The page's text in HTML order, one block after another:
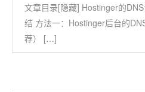
文章目录[隐藏] Hostinger的
结 方法一：Hostinger后台的
荐） […]